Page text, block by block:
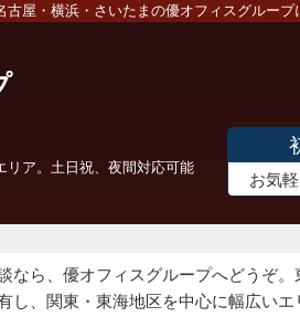
屋・横浜・さいたまの優オフィスグループ
リア。土日祝、夜間対応可能
お気
なら、優オフィスグループへどうぞ。
し、関東・東海地区を中心に幅広いエ